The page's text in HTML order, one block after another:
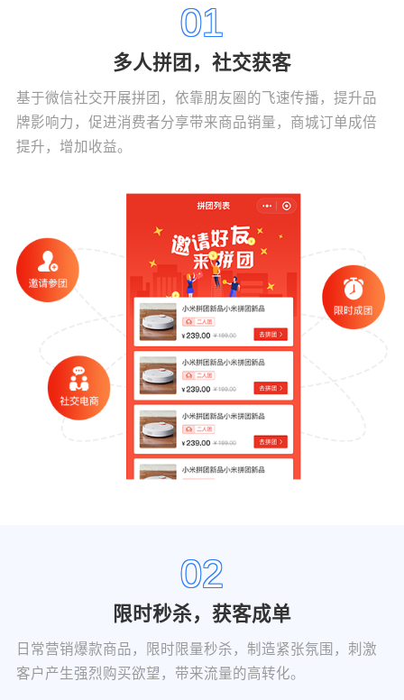
01
多人拼团，社交获客
基于微信社交开展拼团，依靠朋友圈的飞速传播，提升品
牌影响力，促进消费者分享带来商品销量，商城订单成倍
提升，增加收益。
02
限时秒杀，获客成单
日常营销爆款商品，限时限量秒杀，制造紧张氛围，刺激
客户产生强烈购买欲望，带来流量的高转化。